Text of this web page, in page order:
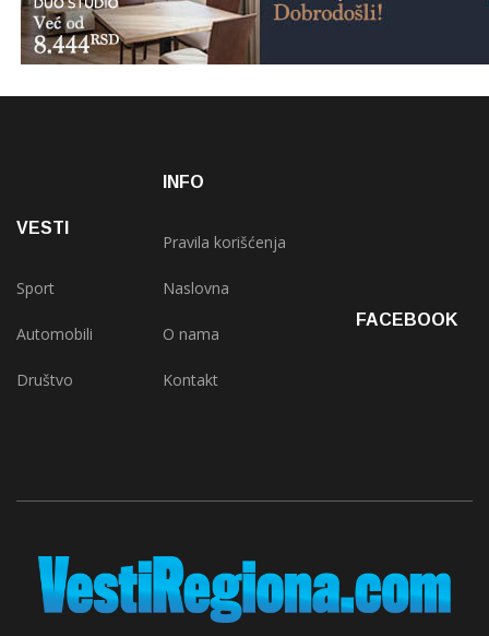
VESTI
Sport
Automobili
Društvo
INFO
Pravila korišćenja
Naslovna
O nama
Kontakt
FACEBOOK